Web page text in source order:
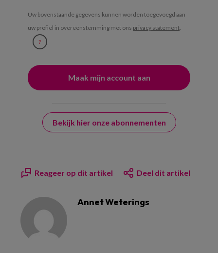
Uw bovenstaande gegevens kunnen worden toegevoegd aan
uw profiel in overeenstemming met ons privacy statement.
?
Bekijk hier onze abonnementen
Reageer op dit artikel Deel dit artikel
Annet Weterings